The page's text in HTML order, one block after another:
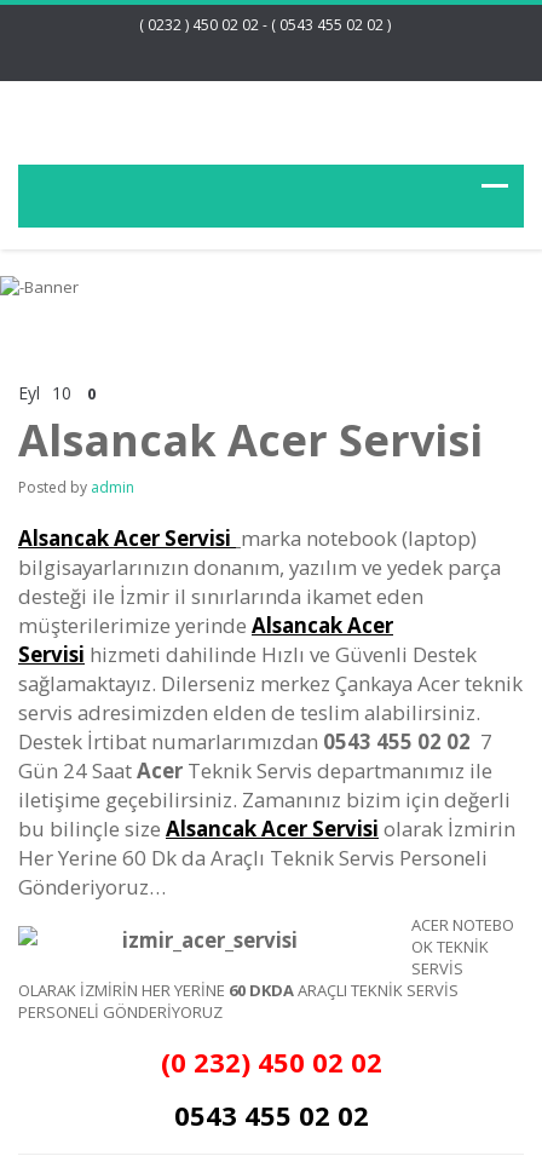
( 0232 ) 450 02 02 - ( 0543 455 02 02 )
Eyl 10 0
Alsancak Acer Servisi
Posted by admin
Alsancak Acer Servisi marka notebook (laptop)
bilgisayarlarınızın donanım, yazılım ve yedek parça
desteği ile İzmir il sınırlarında ikamet eden
müşterilerimize yerinde Alsancak Acer
Servisi hizmeti dahilinde Hızlı ve Güvenli Destek
sağlamaktayız. Dilerseniz merkez Çankaya Acer teknik
servis adresimizden elden de teslim alabilirsiniz.
Destek İrtibat numarlarımızdan 0543 455 02 02 7
Gün 24 SaatAcer Teknik Servis departmanımız ile
iletişime geçebilirsiniz. Zamanınız bizim için değerli
bu bilinçle size Alsancak Acer Servisi olarak İzmirin
Her Yerine 60 Dk da Araçlı Teknik Servis Personeli
Gönderiyoruz…
ACER NOTEBO
OK TEKNİK
SERVİS
OLARAK İZMİRİN HER YERİNE 60 DKDAARAÇLI TEKNİK SERVİS
PERSONELİ GÖNDERİYORUZ
(0 232) 450 02 02
0543 455 02 02